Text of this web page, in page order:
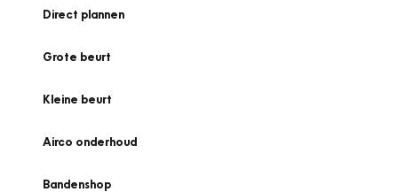
Direct plannen
Grote beurt
Kleine beurt
Airco onderhoud
Bandenshop